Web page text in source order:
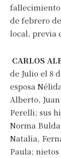
fallecimiento
de febrero
local, previa
CARLOS
de Julio el 8
esposa
Alberto,
Perelli; sus
Norma
Natalia,
Paula;